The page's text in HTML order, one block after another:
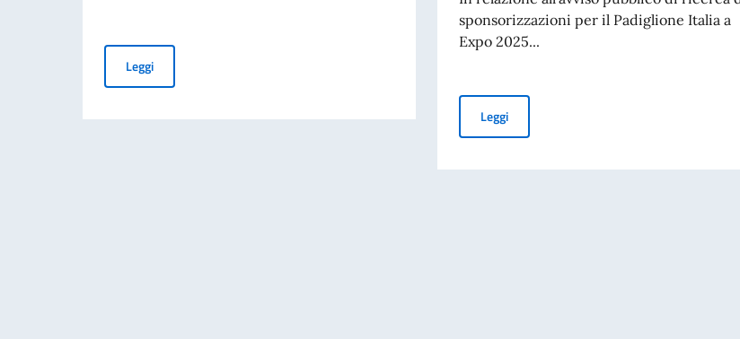
LeggiItaly-Japan Action Plan 2024-2027
sponsorizzazioni per il Padiglione Italia a
Expo 2025...
LeggiExpo 2025 Osaka: Avviso ricerca sponsor